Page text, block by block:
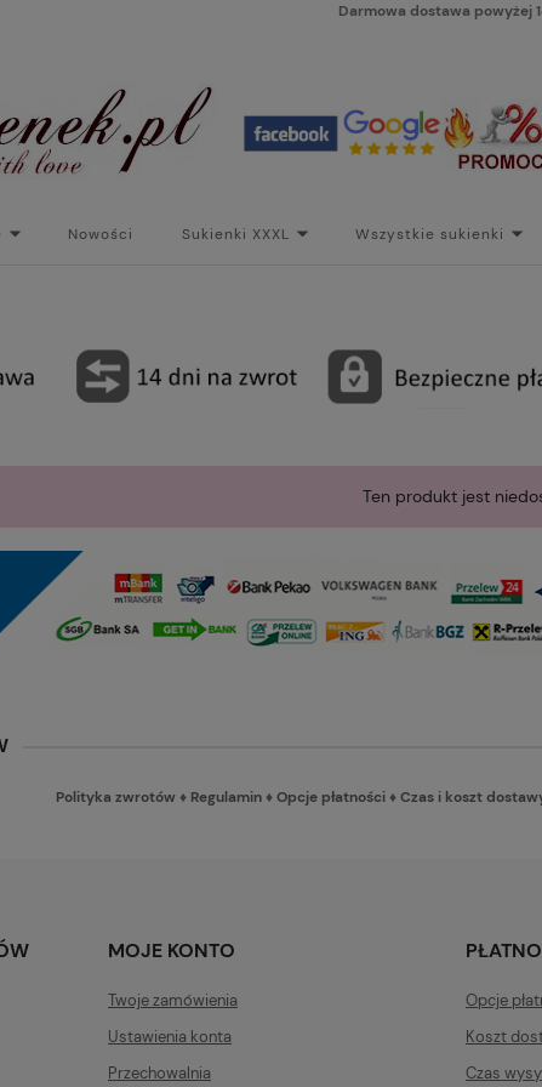
Darmowa dostawa powyżej
Nowości Sukienki XXXL Wszystkie sukienki
Ten produkt jest
Polityka zwrotów ♦ Regulamin♦Opcje płatności♦Czas i koszt
MOJE KONTO
Twoje zamówienia
Ustawienia konta
Przechowalnia
Opcje
Koszt
Czas